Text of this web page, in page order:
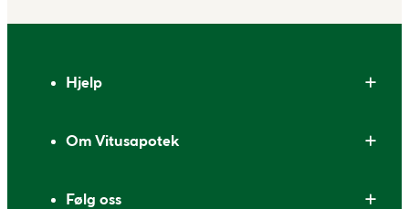
Hjelp
Om Vitusapotek
Følg oss